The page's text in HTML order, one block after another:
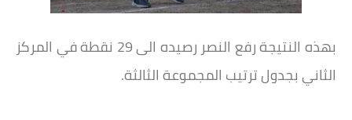
بهذه النتيجة رفع النصر رصيده الى 29 نقطة في المركز
الثاني بجدول ترتيب المجموعة الثالثة.